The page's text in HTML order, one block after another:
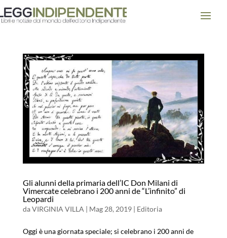
Gli alunni della primaria dell’IC Don Milani di
Vimercate celebrano i 200 anni de “L’infinito” di
Leopardi
daVIRGINIA VILLA| Mag 28, 2019| Editoria
Oggi è una giornata speciale; si celebrano i 200 anni de